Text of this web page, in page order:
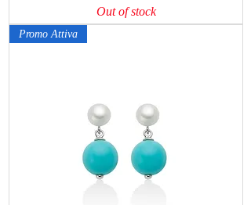
Out of stock
Promo Attiva